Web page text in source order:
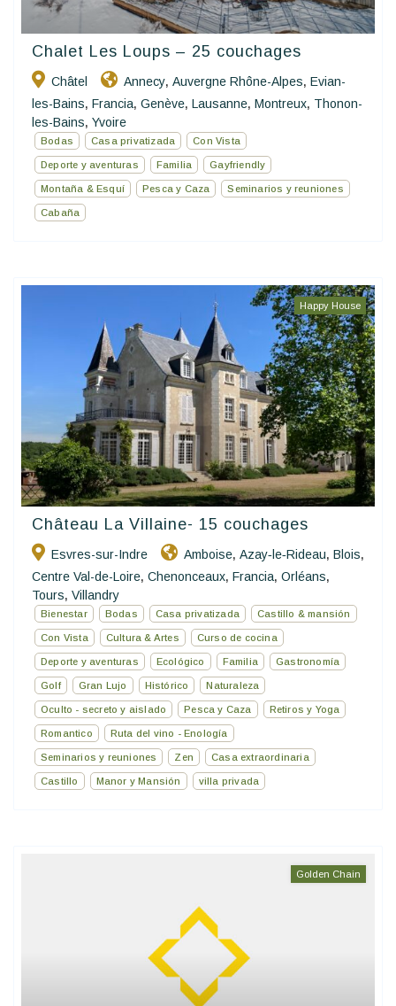
Chalet Les Loups – 25 couchages
Châtel Annecy, Auvergne Rhône-Alpes, Evian-
les-Bains, Francia, Genève, Lausanne, Montreux, Thonon-
les-Bains, Yvoire
Bodas Casa privatizada Con Vista
Deporte y aventuras Familia Gayfriendly
Montaña & Esquí Pesca y Caza Seminarios y reuniones
Cabaña
Happy House
Château La Villaine- 15 couchages
Esvres-sur-Indre Amboise, Azay‑le‑Rideau, Blois,
Centre Val-de-Loire, Chenonceaux, Francia, Orléans,
Tours, Villandry
Bienestar Bodas Casa privatizada Castillo & mansión
Con Vista Cultura & Artes Curso de cocina
Deporte y aventuras Ecológico Familia Gastronomía
Golf Gran Lujo Histórico Naturaleza
Oculto - secreto y aislado Pesca y Caza Retiros y Yoga
Romantico Ruta del vino - Enología
Seminarios y reuniones Zen Casa extraordinaria
Castillo Manor y Mansión villa privada
Golden Chain